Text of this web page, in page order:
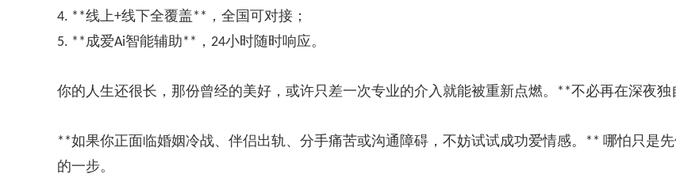
4. **线上+线下全覆盖** ，全国可对接；
5. ** 成爱Ai智能辅助** ， 24小时随时响应。
你的人生还很长，那份曾经的美好，或许只差一次专业的介入就能被重新点燃。 **不必再在深夜独
**如果你正面临婚姻冷战、伴侣出轨、分手痛苦或沟通障碍，不妨试试成功爱情感。 ** 哪怕只是
的一步。